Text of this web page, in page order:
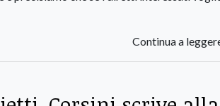
Continua a